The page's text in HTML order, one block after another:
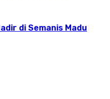
di Semanis Madu